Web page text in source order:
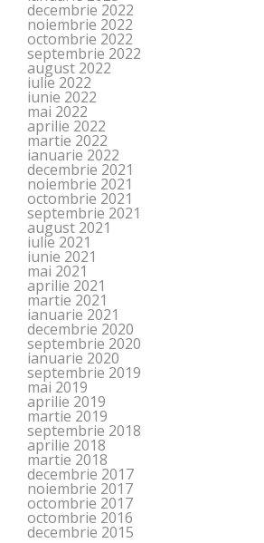
decembrie 2022
noiembrie 2022
octombrie 2022
septembrie 2022
august 2022
iulie 2022
iunie 2022
mai 2022
aprilie 2022
martie 2022
ianuarie 2022
decembrie 2021
noiembrie 2021
octombrie 2021
septembrie 2021
august 2021
iulie 2021
iunie 2021
mai 2021
aprilie 2021
martie 2021
ianuarie 2021
decembrie 2020
septembrie 2020
ianuarie 2020
septembrie 2019
mai 2019
aprilie 2019
martie 2019
septembrie 2018
aprilie 2018
martie 2018
decembrie 2017
noiembrie 2017
octombrie 2017
octombrie 2016
decembrie 2015